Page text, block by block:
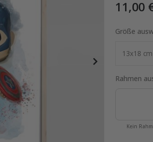
11,00
Größe
Rahmen
Kein